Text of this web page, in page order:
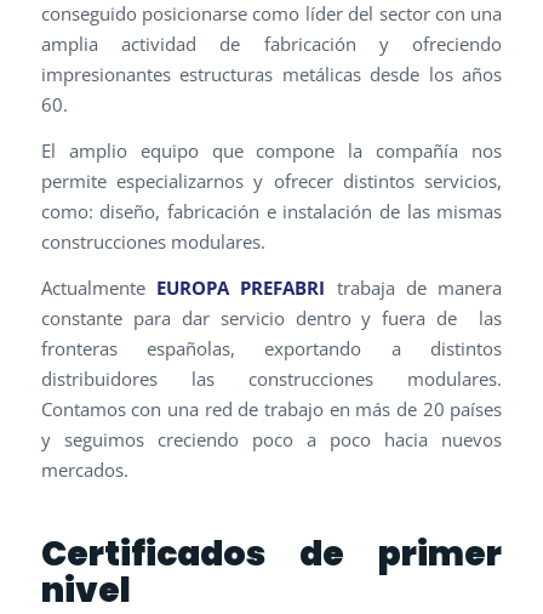
conseguido posicionarse como líder del sector con una
amplia actividad de fabricación y ofreciendo
impresionantes estructuras metálicas desde los años
60.
El amplio equipo que compone la compañía nos
permite especializarnos y ofrecer distintos servicios,
como: diseño, fabricación e instalación de las mismas
construcciones modulares.
Actualmente EUROPA PREFABRI trabaja de manera
constante para dar servicio dentro y fuera de las
fronteras españolas, exportando a distintos
distribuidores las construcciones modulares.
Contamos con una red de trabajo en más de 20 países
y seguimos creciendo poco a poco hacia nuevos
mercados.
Certificados de primer
nivel